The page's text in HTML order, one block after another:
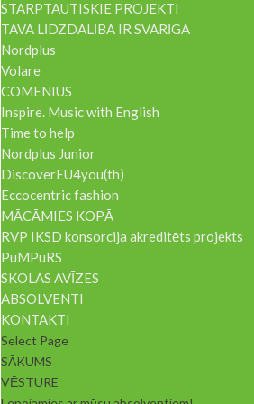
STARPTAUTISKIE PROJEKTI
TAVA LĪDZDALĪBA IR SVARĪGA
Nordplus
Volare
COMENIUS
Inspire. Music with English
Time to help
Nordplus Junior
DiscoverEU4you(th)
Eccocentric fashion
MĀCĀMIES KOPĀ
RVP IKSD konsorcija akreditēts projekts
PuMPuRS
SKOLAS AVĪZES
ABSOLVENTI
KONTAKTI
Select Page
SĀKUMS
VĒSTURE